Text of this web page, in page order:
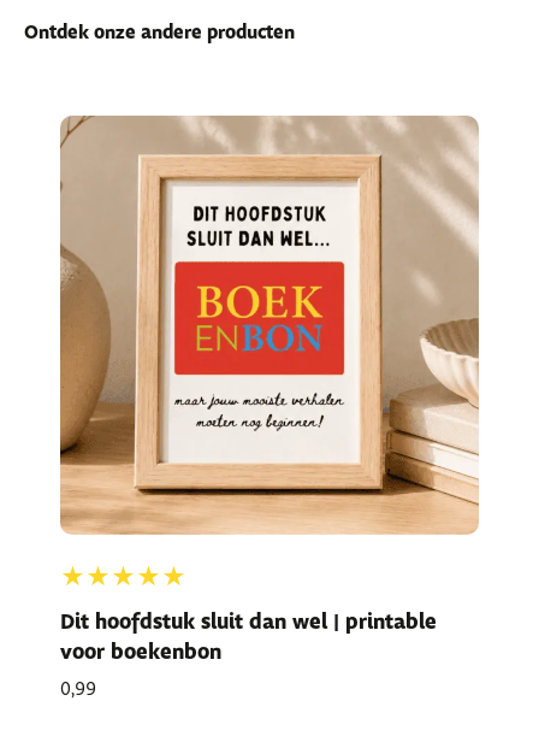
Ontdek onze andere producten
★★★★★
Dit hoofdstuk sluit dan wel | printable
voor boekenbon
0,99